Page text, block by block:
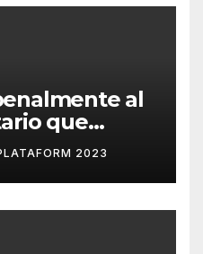
al
que
sobre
2023